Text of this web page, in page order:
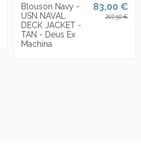
Blouson Navy -
USN NAVAL
DECK JACKET -
TAN - Deus Ex
Machina
83,00 €
207,50 €